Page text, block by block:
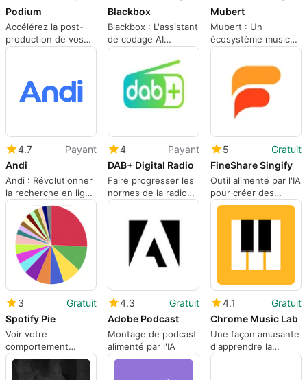
Podium
Accélérez la post-
production de vos
podcasts
Blackbox
Blackbox : L'assistant
de codage AI
efficace
Mubert
Mubert : Un
écosystème musical
AI innovant
4.7
Payant
Andi
Andi : Révolutionner
la recherche en ligne
avec l'IA
4
Payant
DAB+ Digital Radio
Faire progresser les
normes de la radio
numérique.
5
Gratuit
FineShare Singify
Outil alimenté par l'IA
pour créer des
couvertures
musicales.
3
Gratuit
Spotify Pie
Voir votre
comportement
d'écoute sur Spotify
dans un graphique.
4.3
Gratuit
Adobe Podcast
Montage de podcast
alimenté par l'IA
4.1
Gratuit
Chrome Music Lab
Une façon amusante
d'apprendre la
musique